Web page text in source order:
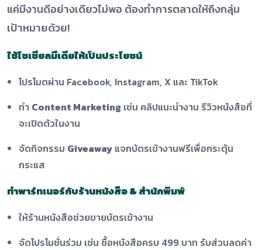
แค่มีงานดีอย่างเดียวไม่พอ ต้องทำการตลาดให้ถึงกลุ่ม
เป้าหมายด้วย!
ใช้โซเชียลมีเดียให้เป็นประโยชน์
โปรโมตผ่าน Facebook, Instagram, X และ TikTok
ทำ Content Marketing เช่น คลิปแนะนำงาน รีวิวหนังสือที่
จะเปิดตัวในงาน
จัดกิจกรรม Giveaway แจกบัตรเข้างานฟรีเพื่อกระตุ้น
กระแส
ทำพาร์ทเนอร์กับร้านหนังสือ & สำนักพิมพ์
ให้ร้านหนังสือช่วยขายบัตรเข้างาน
จัดโปรโมชั่นร่วม เช่น ซื้อหนังสือครบ 499 บาท รับส่วนลดค่า